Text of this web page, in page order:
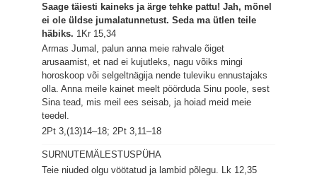
Saage täiesti kaineks ja ärge tehke pattu! Jah, mõnel
ei ole üldse jumalatunnetust. Seda ma ütlen teile
häbiks. 1Kr 15,34
Armas Jumal, palun anna meie rahvale õiget
arusaamist, et nad ei kujutleks, nagu võiks mingi
horoskoop või selgeltnägija nende tuleviku ennustajaks
olla. Anna meile kainet meelt pöörduda Sinu poole, sest
Sina tead, mis meil ees seisab, ja hoiad meid meie
teedel.
2Pt 3,(13)14–18; 2Pt 3,11–18
SURNUTEMÄLESTUSPÜHA
Teie niuded olgu vöötatud ja lambid põlegu. Lk 12,35